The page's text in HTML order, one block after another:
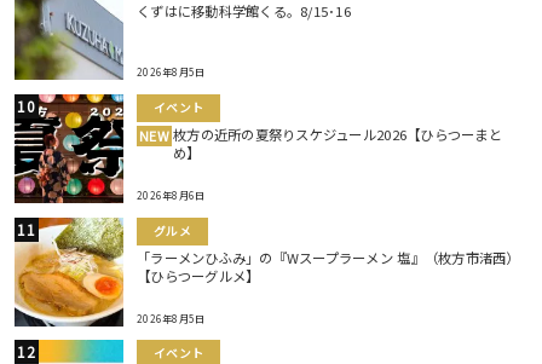
くずはに移動科学館くる。8/15･16
2026年8月5日
イベント
NEW 枚方の近所の夏祭りスケジュール2026【ひらつーまと
め】
2026年8月6日
グルメ
「ラーメンひふみ」の『Wスープラーメン 塩』（枚方市渚西）
【ひらつーグルメ】
2026年8月5日
イベント